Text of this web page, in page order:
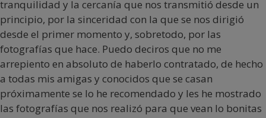
tranquilidad y la cercanía que nos transmitió desde un
principio, por la sinceridad con la que se nos dirigió
desde el primer momento y, sobretodo, por las
fotografías que hace. Puedo deciros que no me
arrepiento en absoluto de haberlo contratado, de hecho
a todas mis amigas y conocidos que se casan
próximamente se lo he recomendado y les he mostrado
las fotografías que nos realizó para que vean lo bonitas